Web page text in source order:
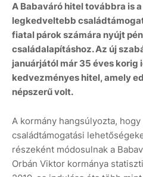
A Babaváró hitel továbbra is
legkedveltebb
fiatal párok számára nyújt
családalapításhoz. Az új
januárjától már 35 éves korig
kedvezményes hitel, amely
népszerű volt.
A kormány hangsúlyozta,
családtámogatási
részeként módosulnak a
Orbán Viktor kormánya